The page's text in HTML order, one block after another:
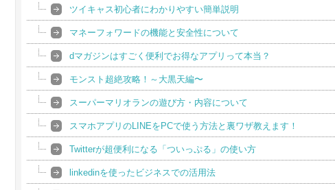
ツイキャス初心者にわかりやすい簡単説明
マネーフォワードの機能と安全性について
dマガジンはすごく便利でお得なアプリって本当？
モンスト超絶攻略！～大黒天編〜
スーパーマリオランの遊び方・内容について
スマホアプリのLINEをPCで使う方法と裏ワザ教えます！
Twitterが超便利になる「ついっぷる」の使い方
linkedinを使ったビジネスでの活用法